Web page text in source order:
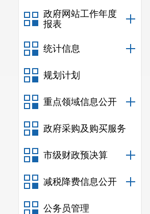
政府网站工作年度
报表
统计信息
规划计划
重点领域信息公开
政府采购及购买服务
市级财政预决算
减税降费信息公开
公务员管理